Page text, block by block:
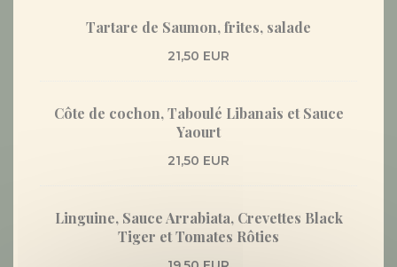
Tartare de Saumon, frites, salade
21,50 EUR
Côte de cochon, Taboulé Libanais et Sauce
Yaourt
21,50 EUR
Linguine, Sauce Arrabiata, Crevettes Black
Tiger et Tomates Rôties